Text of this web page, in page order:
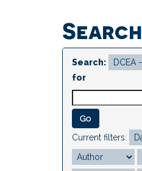
Search
Search:
for
Current filters: